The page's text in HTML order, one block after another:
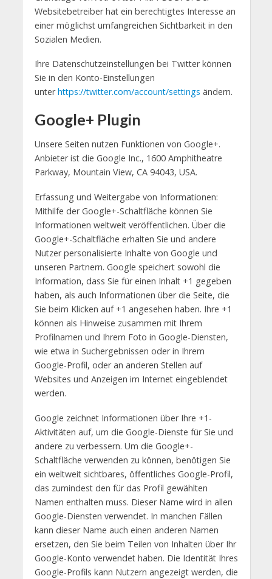
Websitebetreiber hat ein berechtigtes Interesse an
einer möglichst umfangreichen Sichtbarkeit in den
Sozialen Medien.
Ihre Datenschutzeinstellungen bei Twitter können
Sie in den Konto-Einstellungen
unterhttps://twitter.com/account/settings ändern.
Google+ Plugin
Unsere Seiten nutzen Funktionen von Google+.
Anbieter ist die Google Inc., 1600 Amphitheatre
Parkway, Mountain View, CA 94043, USA.
Erfassung und Weitergabe von Informationen:
Mithilfe der Google+-Schaltfläche können Sie
Informationen weltweit veröffentlichen. Über die
Google+-Schaltfläche erhalten Sie und andere
Nutzer personalisierte Inhalte von Google und
unseren Partnern. Google speichert sowohl die
Information, dass Sie für einen Inhalt +1 gegeben
haben, als auch Informationen über die Seite, die
Sie beim Klicken auf +1 angesehen haben. Ihre +1
können als Hinweise zusammen mit Ihrem
Profilnamen und Ihrem Foto in Google-Diensten,
wie etwa in Suchergebnissen oder in Ihrem
Google-Profil, oder an anderen Stellen auf
Websites und Anzeigen im Internet eingeblendet
werden.
Google zeichnet Informationen über Ihre +1-
Aktivitäten auf, um die Google-Dienste für Sie und
andere zu verbessern. Um die Google+-
Schaltfläche verwenden zu können, benötigen Sie
ein weltweit sichtbares, öffentliches Google-Profil,
das zumindest den für das Profil gewählten
Namen enthalten muss. Dieser Name wird in allen
Google-Diensten verwendet. In manchen Fällen
kann dieser Name auch einen anderen Namen
ersetzen, den Sie beim Teilen von Inhalten über Ihr
Google-Konto verwendet haben. Die Identität Ihres
Google-Profils kann Nutzern angezeigt werden, die